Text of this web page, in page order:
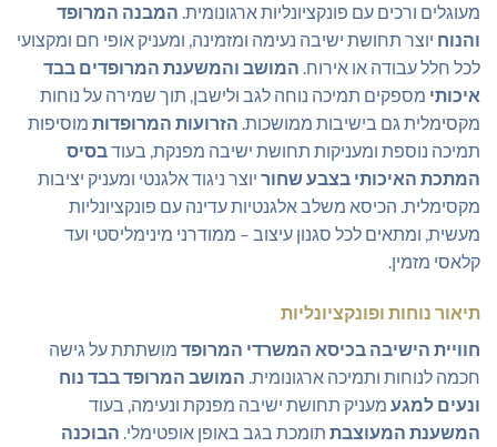
מעוגלים ורכים עם פונקציונליות ארגונומית. המבנה המרופד
והנוח יוצר תחושת ישיבה נעימה ומזמינה, ומעניק אופי חם ומקצועי
לכל חלל עבודה או אירוח. המושב והמשענת המרופדים בבד
איכותי מספקים תמיכה נוחה לגב ולישבן, תוך שמירה על נוחות
מקסימלית גם בישיבות ממושכות. הזרועות המרופדות מוסיפות
תמיכה נוספת ומעניקות תחושת ישיבה מפנקת, בעודבסיס
המתכת האיכותי בצבע שחור יוצר ניגוד אלגנטי ומעניק יציבות
מקסימלית. הכיסא משלב אלגנטיות עדינה עם פונקציונליות
מעשית, ומתאים לכל סגנון עיצוב – ממודרני מינימליסטי ועד
קלאסי מזמין.
תיאור נוחות ופונקציונליות
חוויית הישיבה בכיסא המשרדי המרופד מושתתת על גישה
חכמה לנוחות ותמיכה ארגונומית. המושב המרופד בבד נוח
ונעים למגע מעניק תחושת ישיבה מפנקת ונעימה, בעוד
המשענת המעוצבת תומכת בגב באופן אופטימלי. הבוכנה